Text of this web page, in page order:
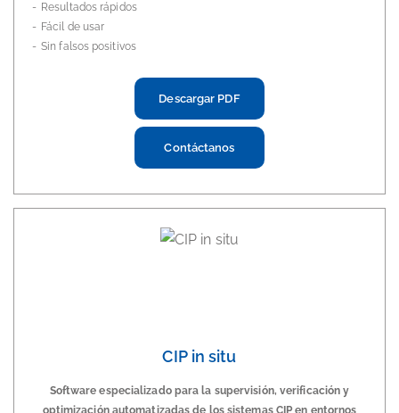
Resultados rápidos
Fácil de usar
Sin falsos positivos
Descargar PDF
Contáctanos
CIP in situ
Software especializado para la supervisión, verificación y
optimización automatizadas de los sistemas CIP en entornos